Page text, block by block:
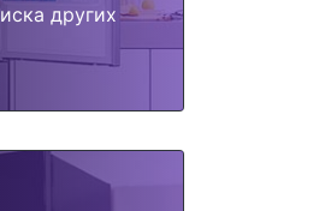
других